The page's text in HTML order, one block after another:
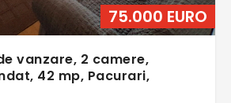
75.000 EURO
vanzare, 2 camere,
42 mp, Pacurari,